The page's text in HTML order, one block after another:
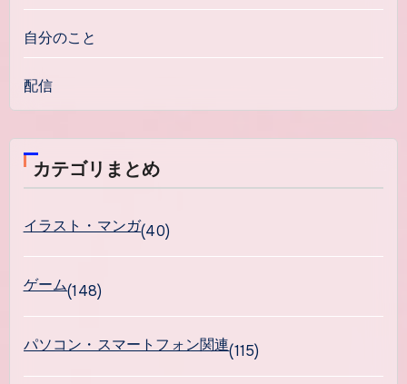
自分のこと
配信
カテゴリまとめ
イラスト・マンガ(40)
ゲーム(148)
パソコン・スマートフォン関連(115)